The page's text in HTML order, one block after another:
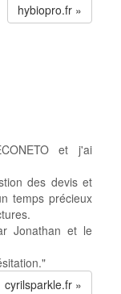
hybiopro.fr »
et j'ai
des devis et
temps précieux
Jonathan et le
cyrilsparkle.fr »